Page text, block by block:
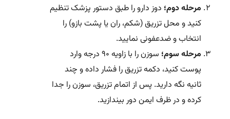
مرحله دوم؛ دوز دارو را طبق دستور پزشک تنظیم
کنید و محل تزریق (شکم، ران یا پشت بازو) را
انتخاب و ضدعفونی نمایید.
مرحله سوم؛
سوزن را با زاویه ۹۰ درجه وارد
پوست کنید، دکمه تزریق را فشار داده و چند
ثانیه نگه دارید. پس از اتمام تزریق، سوزن را جدا
کرده و در ظرف ایمن دور بیندازید.